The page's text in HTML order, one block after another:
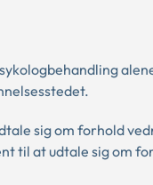
sig om forhold
til at udtale sig om